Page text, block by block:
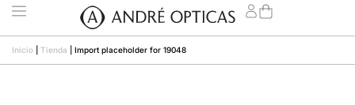
Inicio Tienda Import placeholder for 19048